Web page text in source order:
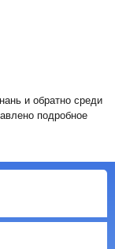
и обратно среди
подробное